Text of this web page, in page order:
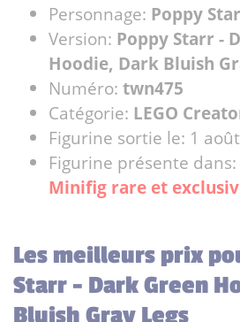
Personnage: Poppy
Version: Poppy Starr -
Hoodie, Dark Bluish
Numéro: twn475
Catégorie: LEGO
Figurine sortie le: 1
Figurine présente dans:
Minifig rare et
Les meilleurs prix
Starr - Dark Green
Bluish Gray Legs